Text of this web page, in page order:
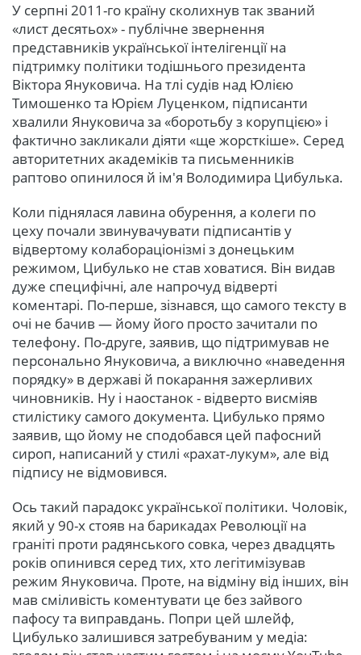
У серпні 2011-го країну сколихнув так званий
«лист десятьох» - публічне звернення
представників української інтелігенції на
підтримку політики тодішнього президента
Віктора Януковича. На тлі судів над Юлією
Тимошенко та Юрієм Луценком, підписанти
хвалили Януковича за «боротьбу з корупцією» і
фактично закликали діяти «ще жорсткіше». Серед
авторитетних академіків та письменників
раптово опинилося й ім'я Володимира Цибулька.
Коли піднялася лавина обурення, а колеги по
цеху почали звинувачувати підписантів у
відвертому колабораціонізмі з донецьким
режимом, Цибулько не став ховатися. Він видав
дуже специфічні, але напрочуд відверті
коментарі. По-перше, зізнався, що самого тексту в
очі не бачив — йому його просто зачитали по
телефону. По-друге, заявив, що підтримував не
персонально Януковича, а виключно «наведення
порядку» в державі й покарання зажерливих
чиновників. Ну і наостанок - відверто висміяв
стилістику самого документа. Цибулько прямо
заявив, що йому не сподобався цей пафосний
сироп, написаний у стилі «рахат-лукум», але від
підпису не відмовився.
Ось такий парадокс української політики. Чоловік,
який у 90-х стояв на барикадах Революції на
граніті проти радянського совка, через двадцять
років опинився серед тих, хто легітимізував
режим Януковича. Проте, на відміну від інших, він
мав сміливість коментувати це без зайвого
пафосу та виправдань. Попри цей шлейф,
Цибулько залишився затребуваним у медіа: